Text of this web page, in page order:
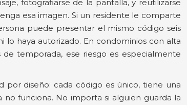
fotografiarse de la pantalla, y reutilizarse
esa imagen. Si un residente le comparte
puede presentar el mismo código seis
lo haya autorizado. En condominios con alta
temporada, ese riesgo es especialmente
por diseño: cada código es único, tiene una
no funciona. No importa si alguien guarda la